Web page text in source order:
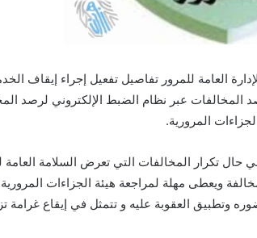
العامة للمرور تفاصيل تفعيل إجراء إيقاف
المخالفات عبر نظام الضبط الإلكتروني لرصد
المرورية.
حال تكرار المخالفات التي تعرض السلامة
ويعطى مهلة لمراجعة هيئة الجزاءات
وتطبيق العقوبة عليه و تتمثل في إيقاع غرامة